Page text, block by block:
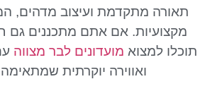
תאורה מתקדמת ועיצוב מדהים,
מקצועיות. אם אתם מתכננים גם
תוכלו למצוא מועדונים לבר מצווה
ואווירה יוקרתית